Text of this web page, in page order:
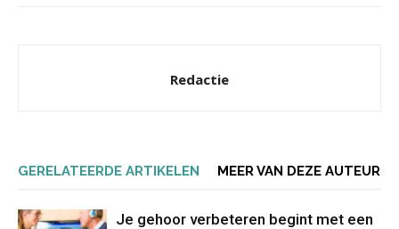
Redactie
GERELATEERDE ARTIKELEN MEER VAN DEZE AUTEUR
Je gehoor verbeteren begint met een